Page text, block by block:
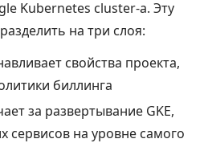
Kubernetes cluster-а. Эту
на три слоя:
свойства проекта,
биллинга
за развертывание GKE,
сервисов на уровне самого